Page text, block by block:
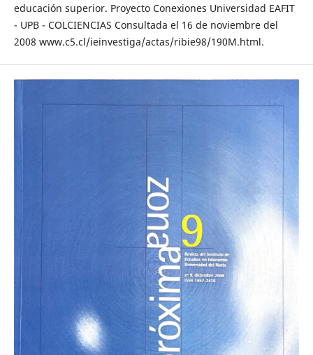
educación superior. Proyecto Conexiones Universidad EAFIT
- UPB - COLCIENCIAS Consultada el 16 de noviembre del
2008 www.c5.cl/ieinvestiga/actas/ribie98/190M.html.